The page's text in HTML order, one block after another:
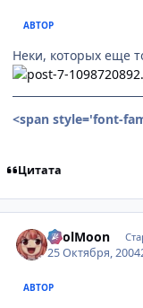
АВТОР
Неки, которых еще
<span style='font-
Цитата
FoolMoon
25 Октября, 2004
АВТОР